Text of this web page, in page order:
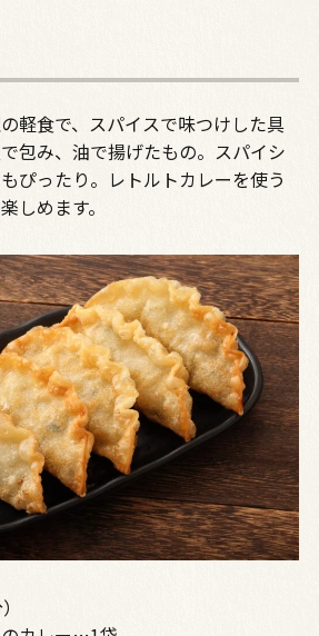
軽食で、スパイスで味つけした具
包み、油で揚げたもの。スパイシ
ぴったり。レトルトカレーを使う
しめます。